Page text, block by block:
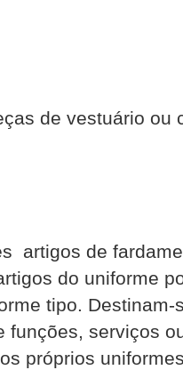
de vestuário
 artigos de
do uniforme
tipo. Destinam-
funções, serviços
próprios